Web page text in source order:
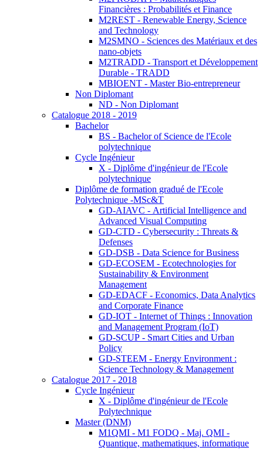
Financières : Probabilités et Finance
M2REST - Renewable Energy, Science
and Technology
M2SMNO - Sciences des Matériaux et des
nano-objets
M2TRADD - Transport et Développement
Durable - TRADD
MBIOENT - Master Bio-entrepreneur
Non Diplomant
ND - Non Diplomant
Catalogue 2018 - 2019
Bachelor
BS - Bachelor of Science de l'Ecole
polytechnique
Cycle Ingénieur
X - Diplôme d'ingénieur de l'Ecole
polytechnique
Diplôme de formation gradué de l'Ecole
Polytechnique -MSc&T
GD-AIAVC - Artificial Intelligence and
Advanced Visual Computing
GD-CTD - Cybersecurity : Threats &
Defenses
GD-DSB - Data Science for Business
GD-ECOSEM - Ecotechnologies for
Sustainability & Environment
Management
GD-EDACF - Economics, Data Analytics
and Corporate Finance
GD-IOT - Internet of Things : Innovation
and Management Program (IoT)
GD-SCUP - Smart Cities and Urban
Policy
GD-STEEM - Energy Environment :
Science Technology & Management
Catalogue 2017 - 2018
Cycle Ingénieur
X - Diplôme d'ingénieur de l'Ecole
Polytechnique
Master (DNM)
M1QMI - M1 FODQ - Maj. QMI -
Quantique, mathematiques, informatique